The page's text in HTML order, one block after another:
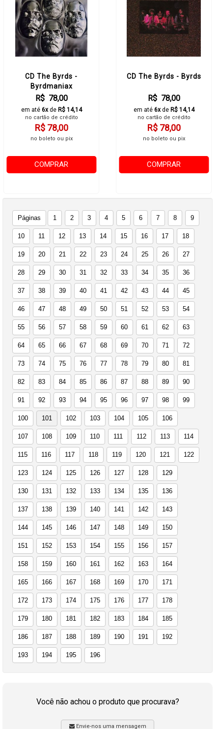
CD The Byrds -
Byrdmaniax
R$ 78,00
em até 6xde R$ 14,14
no cartão de crédito
R$ 78,00
no boleto ou pix
COMPRAR
CD The Byrds - Byrds
R$ 78,00
em até 6xde R$ 14,14
no cartão de crédito
R$ 78,00
no boleto ou pix
COMPRAR
Páginas 1 2 3 4 5 6 7 8 9
10 11 12 13 14 15 16 17 18
19 20 21 22 23 24 25 26 27
28 29 30 31 32 33 34 35 36
37 38 39 40 41 42 43 44 45
46 47 48 49 50 51 52 53 54
55 56 57 58 59 60 61 62 63
64 65 66 67 68 69 70 71 72
73 74 75 76 77 78 79 80 81
82 83 84 85 86 87 88 89 90
91 92 93 94 95 96 97 98 99
100 101 102 103 104 105 106
107 108 109 110 111 112 113 114
115 116 117 118 119 120 121 122
123 124 125 126 127 128 129
130 131 132 133 134 135 136
137 138 139 140 141 142 143
144 145 146 147 148 149 150
151 152 153 154 155 156 157
158 159 160 161 162 163 164
165 166 167 168 169 170 171
172 173 174 175 176 177 178
179 180 181 182 183 184 185
186 187 188 189 190 191 192
193 194 195 196
Você não achou o produto que procurava?
Envie-nos uma mensagem